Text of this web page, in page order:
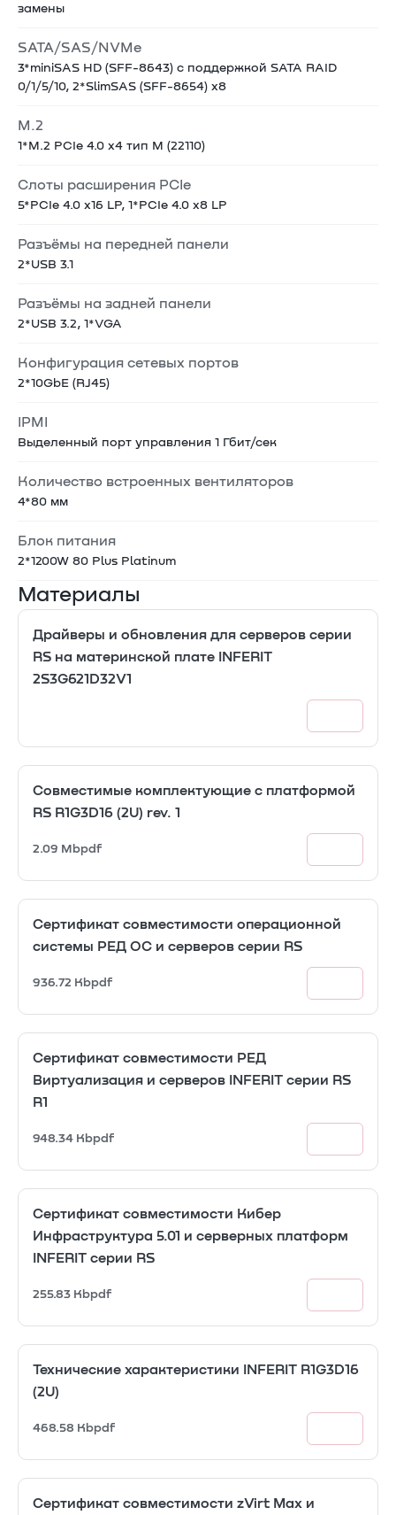
замены
SATA/SAS/NVMe
3*miniSAS HD (SFF-8643) с поддержкой SATA RAID
0/1/5/10, 2*SlimSAS (SFF-8654) x8
M.2
1*M.2 PCIe 4.0 x4 тип М (22110)
Слоты расширения PCIe
5*PCIe 4.0 x16 LP, 1*PCIe 4.0 x8 LP
Разъёмы на передней панели
2*USB 3.1
Разъёмы на задней панели
2*USB 3.2, 1*VGA
Конфигурация сетевых портов
2*10GbE (RJ45)
IPMI
Выделенный порт управления 1 Гбит/сек
Количество встроенных вентиляторов
4*80 мм
Блок питания
2*1200W 80 Plus Platinum
Материалы
Драйверы и обновления для серверов серии
RS на материнской плате INFERIT
2S3G621D32V1
Совместимые комплектующие с платформой
RS R1G3D16 (2U) rev. 1
2.09 Mbpdf
Сертификат совместимости операционной
системы РЕД ОС и серверов серии RS
936.72 Kbpdf
Сертификат совместимости РЕД
Виртуализация и серверов INFERIT серии RS
R1
948.34 Kbpdf
Сертификат совместимости Кибер
Инфраструктура 5.01 и серверных платформ
INFERIT серии RS
255.83 Kbpdf
Технические характеристики INFERIT R1G3D16
(2U)
468.58 Kbpdf
Сертификат совместимости zVirt Max и